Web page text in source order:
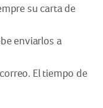
su carta de
enviarlos a
El tiempo de